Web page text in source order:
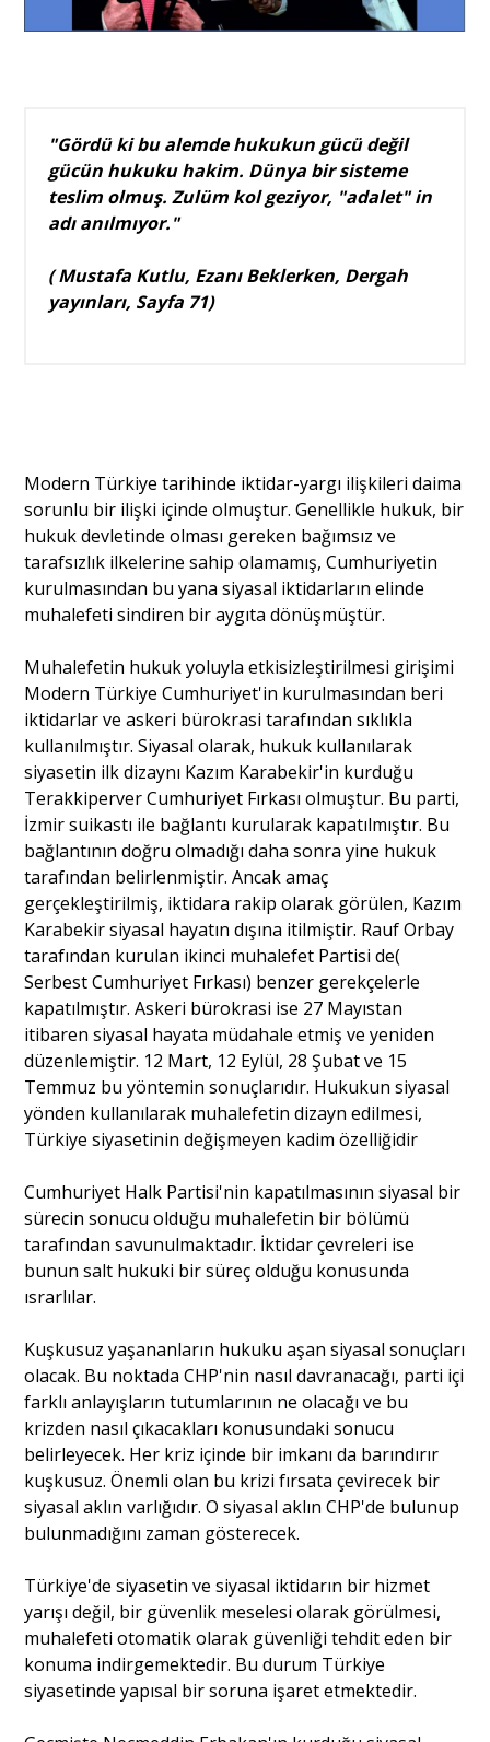
Ankara Analiz
Sağlık
"Gördü ki bu alemde hukukun gücü değil
gücün hukuku hakim. Dünya bir sisteme
teslim olmuş. Zulüm kol geziyor, "adalet" in
adı anılmıyor."
( Mustafa Kutlu, Ezanı Beklerken, Dergah
yayınları, Sayfa 71)
Modern Türkiye tarihinde iktidar-yargı ilişkileri daima
sorunlu bir ilişki içinde olmuştur. Genellikle hukuk, bir
hukuk devletinde olması gereken bağımsız ve
tarafsızlık ilkelerine sahip olamamış, Cumhuriyetin
kurulmasından bu yana siyasal iktidarların elinde
muhalefeti sindiren bir aygıta dönüşmüştür.
Muhalefetin hukuk yoluyla etkisizleştirilmesi girişimi
Modern Türkiye Cumhuriyet'in kurulmasından beri
iktidarlar ve askeri bürokrasi tarafından sıklıkla
kullanılmıştır. Siyasal olarak, hukuk kullanılarak
siyasetin ilk dizaynı Kazım Karabekir'in kurduğu
Terakkiperver Cumhuriyet Fırkası olmuştur. Bu parti,
İzmir suikastı ile bağlantı kurularak kapatılmıştır. Bu
bağlantının doğru olmadığı daha sonra yine hukuk
tarafından belirlenmiştir. Ancak amaç
gerçekleştirilmiş, iktidara rakip olarak görülen, Kazım
Karabekir siyasal hayatın dışına itilmiştir. Rauf Orbay
tarafından kurulan ikinci muhalefet Partisi de(
Serbest Cumhuriyet Fırkası) benzer gerekçelerle
kapatılmıştır. Askeri bürokrasi ise 27 Mayıstan
itibaren siyasal hayata müdahale etmiş ve yeniden
düzenlemiştir. 12 Mart, 12 Eylül, 28 Şubat ve 15
Temmuz bu yöntemin sonuçlarıdır. Hukukun siyasal
yönden kullanılarak muhalefetin dizayn edilmesi,
Türkiye siyasetinin değişmeyen kadim özelliğidir
Cumhuriyet Halk Partisi'nin kapatılmasının siyasal bir
sürecin sonucu olduğu muhalefetin bir bölümü
tarafından savunulmaktadır. İktidar çevreleri ise
bunun salt hukuki bir süreç olduğu konusunda
ısrarlılar.
Kuşkusuz yaşananların hukuku aşan siyasal sonuçları
olacak. Bu noktada CHP'nin nasıl davranacağı, parti içi
farklı anlayışların tutumlarının ne olacağı ve bu
krizden nasıl çıkacakları konusundaki sonucu
belirleyecek. Her kriz içinde bir imkanı da barındırır
kuşkusuz. Önemli olan bu krizi fırsata çevirecek bir
siyasal aklın varlığıdır. O siyasal aklın CHP'de bulunup
bulunmadığını zaman gösterecek.
Türkiye'de siyasetin ve siyasal iktidarın bir hizmet
yarışı değil, bir güvenlik meselesi olarak görülmesi,
muhalefeti otomatik olarak güvenliği tehdit eden bir
konuma indirgemektedir. Bu durum Türkiye
siyasetinde yapısal bir soruna işaret etmektedir.